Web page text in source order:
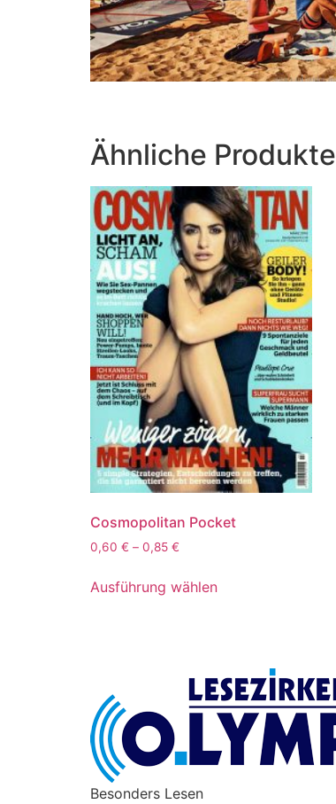
Ähnliche Produkte
Cosmopolitan Pocket
0,60 € – 0,85 €
Ausführung wählen
Besonders Lesen